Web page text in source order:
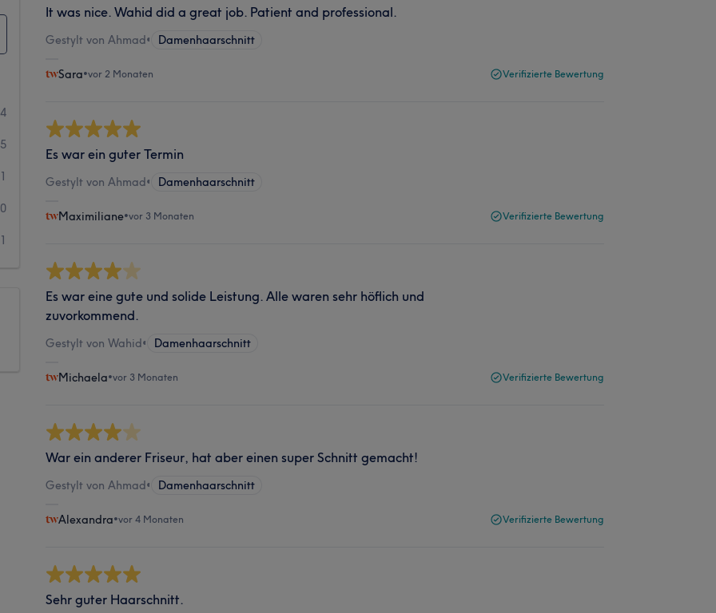
5
1
0
1
It was nice. Wahid did a great job. Patient and professional.
Gestylt von Ahmad• Damenhaarschnitt
Sara•vor 2 Monaten Verifizierte Bewertung
Es war ein guter Termin
Gestylt von Ahmad• Damenhaarschnitt
Maximiliane•vor 3 Monaten Verifizierte Bewertung
Es war eine gute und solide Leistung. Alle waren sehr höflich und
zuvorkommend.
Gestylt von Wahid• Damenhaarschnitt
Michaela•vor 3 Monaten Verifizierte Bewertung
War ein anderer Friseur, hat aber einen super Schnitt gemacht!
Gestylt von Ahmad• Damenhaarschnitt
Alexandra•vor 4 Monaten Verifizierte Bewertung
Sehr guter Haarschnitt.